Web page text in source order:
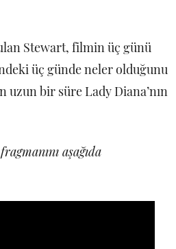
Stewart, filmin üç günü
üç günde neler olduğunu
bir süre Lady Diana’nın
aşağıda